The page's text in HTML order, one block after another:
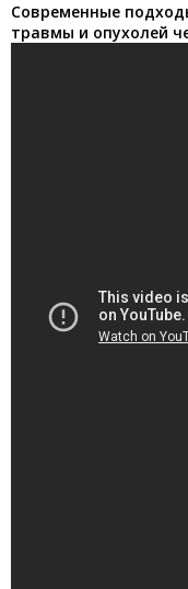
Современные
травмы и опухолей